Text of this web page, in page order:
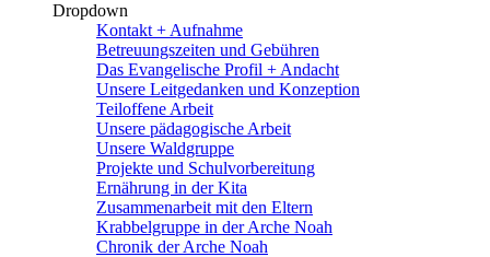
Dropdown
Kontakt + Aufnahme
Betreuungszeiten und Gebühren
Das Evangelische Profil + Andacht
Unsere Leitgedanken und Konzeption
Teiloffene Arbeit
Unsere pädagogische Arbeit
Unsere Waldgruppe
Projekte und Schulvorbereitung
Ernährung in der Kita
Zusammenarbeit mit den Eltern
Krabbelgruppe in der Arche Noah
Chronik der Arche Noah